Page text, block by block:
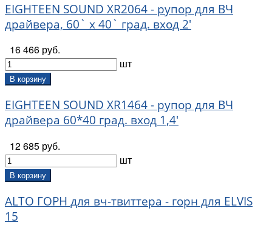
EIGHTEEN SOUND XR2064 - рупор для ВЧ
драйвера, 60` x 40` град. вход 2'
16 466 руб.
шт
В корзину
EIGHTEEN SOUND XR1464 - рупор для ВЧ
драйвера 60*40 град. вход 1,4'
12 685 руб.
шт
В корзину
ALTO ГОРН для вч-твиттера - горн для ELVIS
15